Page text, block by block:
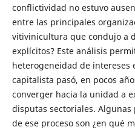
conflictividad no estuvo
entre las principales
vitivinicultura que condujo a
explícitos? Este análisis
heterogeneidad de intereses
capitalista pasó, en pocos
converger hacia la unidad a
disputas sectoriales.
de ese proceso son ¿en qué